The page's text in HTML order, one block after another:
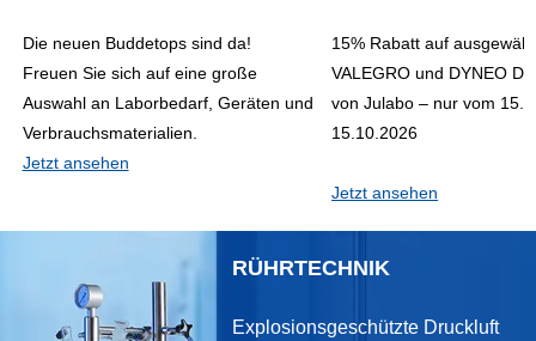
Die neuen Buddetops sind da!
Freuen Sie sich auf eine große
Auswahl an Laborbedarf, Geräten und
Verbrauchsmaterialien.
Jetzt ansehen
15% Rabatt auf
VALEGRO und DYNEO
von Julabo – nur vom
15.10.2026
Jetzt ansehen
RÜHRTECHNIK
Explosionsgeschützte Druckluft